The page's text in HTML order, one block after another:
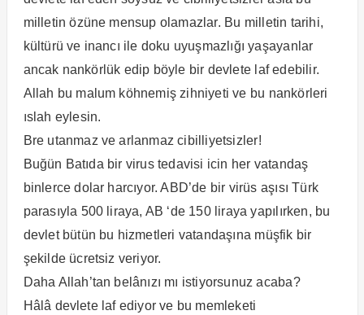
milletin özüne mensup olamazlar. Bu milletin tarihi,
kültürü ve inancı ile doku uyuşmazlığı yaşayanlar
ancak nankörlük edip böyle bir devlete laf edebilir.
Allah bu malum köhnemiş zihniyeti ve bu nankörleri
ıslah eylesin.
Bre utanmaz ve arlanmaz cibilliyetsizler!
Buğün Batıda bir virus tedavisi icin her vatandaş
binlerce dolar harcıyor. ABD’de bir virüs aşısı Türk
parasıyla 500 liraya, AB ‘de 150 liraya yapılırken, bu
devlet bütün bu hizmetleri vatandaşına müşfik bir
şekilde ücretsiz veriyor.
Daha Allah’tan belânızı mı istiyorsunuz acaba?
Hâlâ devlete laf ediyor ve bu memleketi